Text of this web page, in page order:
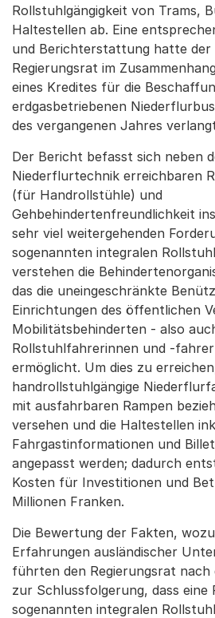
Rollstuhlgängigkeit von Trams,
Haltestellen ab. Eine
und Berichterstattung hatte der
Regierungsrat im
eines Kredites für die
erdgasbetriebenen
des vergangenen Jahres
Der Bericht befasst sich neben
Niederflurtechnik erreichbaren
(für Handrollstühle) und
Gehbehindertenfreundlichkeit
sehr viel weitergehenden
sogenannten integralen
verstehen die
das die uneingeschränkte
Einrichtungen des öffentlichen
Mobilitätsbehinderten - also
Rollstuhlfahrerinnen und -
ermöglicht. Um dies zu
handrollstuhlgängige
mit ausfahrbaren Rampen
versehen und die Haltestellen
Fahrgastinformationen und
angepasst werden; dadurch
Kosten für Investitionen und
Millionen Franken.
Die Bewertung der Fakten,
Erfahrungen ausländischer
führten den Regierungsrat nach
zur Schlussfolgerung, dass eine
sogenannten integralen